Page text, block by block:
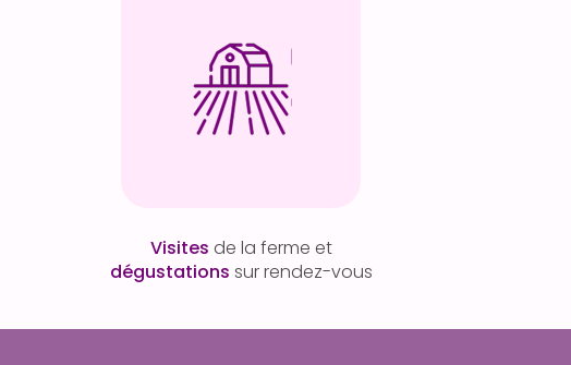
Visites de la ferme et
dégustations sur rendez-vous